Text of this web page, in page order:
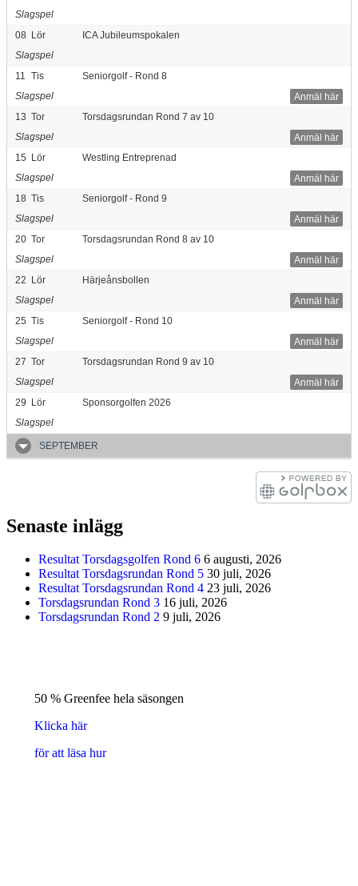
Slagspel
08 Lör
ICA Jubileumspokalen
Slagspel
11
Tis
Seniorgolf - Rond 8
Anmäl här
Slagspel
13 Tor
Torsdagsrundan Rond 7 av 10
Anmäl här
Slagspel
15 Lör
Westling Entreprenad
Anmäl här
Slagspel
18 Tis
Seniorgolf - Rond 9
Anmäl här
Slagspel
20 Tor
Torsdagsrundan Rond 8 av 10
Anmäl här
Slagspel
22 Lör
Härjeånsbollen
Anmäl här
Slagspel
25 Tis
Seniorgolf - Rond 10
Anmäl här
Slagspel
27 Tor
Torsdagsrundan Rond 9 av 10
Anmäl här
Slagspel
29 Lör
Sponsorgolfen 2026
Slagspel
SEPTEMBER
Senaste inlägg
Resultat Torsdagsgolfen Rond 6 6 augusti, 2026
Resultat Torsdagsrundan Rond 5 30 juli, 2026
Resultat Torsdagsrundan Rond 4 23 juli, 2026
Torsdagsrundan Rond 3 16 juli, 2026
Torsdagsrundan Rond 2 9 juli, 2026
50 % Greenfee hela säsongen
Klicka här
för att läsa hur